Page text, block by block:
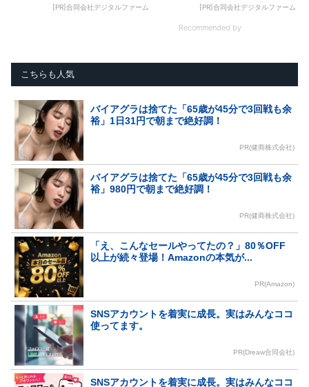
[PR]合同会社デジタルファーム [PR]合同会社デジタルファーム
Recommended by
こちらも人気
バイアグラは捨てた「65歳が45分で3回戦も余
裕」1日31円で朝まで絶好調！
PR(健商株式会社)
バイアグラは捨てた「65歳が45分で3回戦も余
裕」980円で朝まで絶好調！
PR(健商株式会社)
「え、こんなセールやってたの？」80％OFF
以上が続々登場！Amazonの本気が...
PR(Amazon)
SNSアカウントを着実に成長。実はみんなココ
使ってます。
PR(Dreaw合同会社)
SNSアカウントを着実に成長。実はみんなココ